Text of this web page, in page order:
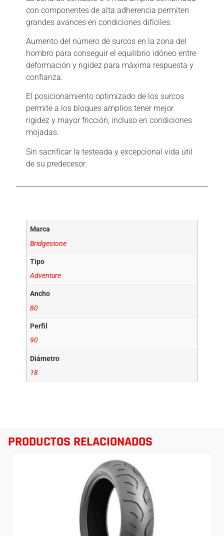
con componentes de alta adherencia permiten
grandes avances en condiciones difíciles.
Aumento del número de surcos en la zona del
hombro para conseguir el equilibrio idóneo entre
deformación y rigidez para máxima respuesta y
confianza.
El posicionamiento optimizado de los surcos
permite a los bloques amplios tener mejor
rigidez y mayor fricción, incluso en condiciones
mojadas.
Sin sacrificar la testeada y excepcional vida útil
de su predecesor.
Marca
Bridgestone
Tipo
Adventure
Ancho
80
Perfil
90
Diámetro
18
PRODUCTOS RELACIONADOS